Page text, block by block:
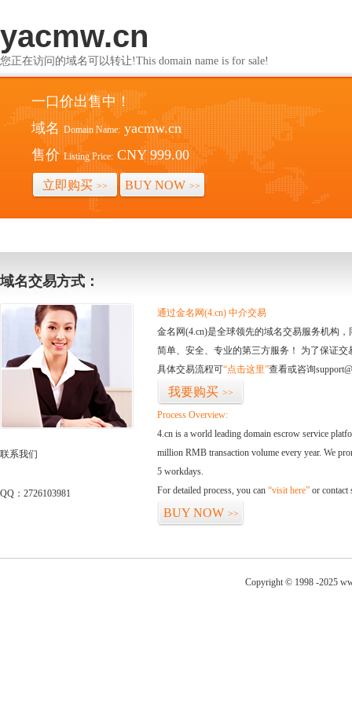
yacmw.cn
您正在访问的域名可以转让!This domain name is for sale!
一口价出售中！
域名 Domain Name: yacmw.cn
售价 Listing Price: CNY 999.00
立即购买 >> BUY NOW >>
域名交易方式：
联系我们
QQ：2726103981
通过金名网(4.cn) 中介交易
金名网(4.cn)是全球领先的域名交易服务机构
简单、安全、专业的第三方服务！ 为了保证
具体交易流程可“点击这里”查看或咨询
我要购买 >>
Process Overview:
4.cn is a world leading domain escrow service
million RMB transaction volume every year. We
5 workdays.
For detailed process, you can “visit here” or contact
BUY NOW >>
Copyright © 1998 -2025